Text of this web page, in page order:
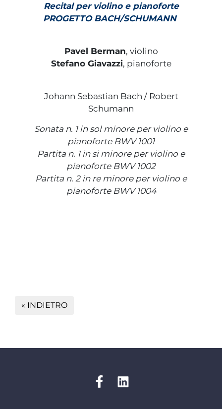
Recital per violino e pianoforte
PROGETTO BACH/SCHUMANN
Pavel Berman, violino
Stefano Giavazzi, pianoforte
Johann Sebastian Bach / Robert
Schumann
Sonata n. 1 in sol minore per violino e
pianoforte BWV 1001
Partita n. 1 in si minore per violino e
pianoforte BWV 1002
Partita n. 2 in re minore per violino e
pianoforte BWV 1004
« INDIETRO